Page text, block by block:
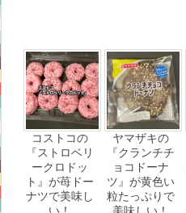
コストコの
『ストロベリ
ークロドッ
ト』が苺ドー
ナツで美味し
ヤマザキの
『クランチチ
ョコドーナ
ツ』が黄色い
粒たっぷりで